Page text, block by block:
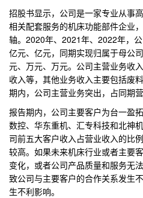
招股书显示，公司是一家专业从事
相关配套服务的机床功能部件企业
轴。2020年、2021年、2022年，
亿元、亿元，同期实现归属于母公
元、万元、万元。公司主营业务收
收入等，其他业务收入主要包括废
期内，公司主营业务突出，占同期
报告期内，公司主要客户为台一盈
数控、华东重机、汇专科技和北神
司前五大客户收入占营业收入的比
较高。如果未来机床行业或者主要
变化，或者公司产品质量和服务无
致公司与主要客户的合作关系发生
生不利影响。